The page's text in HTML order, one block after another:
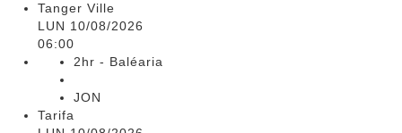
Tanger Ville
LUN 10/08/2026
06:00
2hr - Baléaria
JON
Tarifa